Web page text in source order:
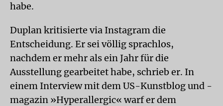
habe.
Duplan kritisierte via Instagram die
Entscheidung. Er sei völlig sprachlos,
nachdem er mehr als ein Jahr für die
Ausstellung gearbeitet habe, schrieb er. In
einem Interview mit dem US-Kunstblog und -
magazin »Hyperallergic« warf er dem